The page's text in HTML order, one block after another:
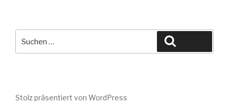
nach:
Stolz präsentiert von WordPress